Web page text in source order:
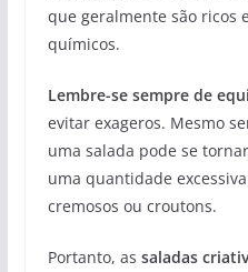
que geralmente são ricos
químicos.
Lembre-se sempre de
evitar exageros. Mesmo
uma salada pode se
uma quantidade
cremosos ou croutons.
Portanto, as saladas